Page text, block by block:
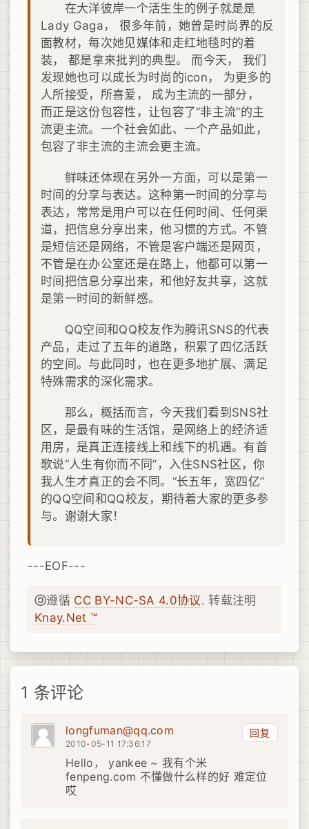
在大洋彼岸一个活生生的例子就是是
Lady Gaga， 很多年前，她曾是时尚界的反
面教材，每次她见媒体和走红地毯时的着
装， 都是拿来批判的典型。 而今天， 我们
发现她也可以成长为时尚的icon， 为更多的
人所接受，所喜爱， 成为主流的一部分，
而正是这份包容性，让包容了“非主流”的主
流更主流。一个社会如此、一个产品如此，
包容了非主流的主流会更主流。
鲜味还体现在另外一方面，可以是第一
时间的分享与表达。这种第一时间的分享与
表达，常常是用户可以在任何时间、任何渠
道，把信息分享出来，他习惯的方式。不管
是短信还是网络，不管是客户端还是网页，
不管是在办公室还是在路上，他都可以第一
时间把信息分享出来，和他好友共享，这就
是第一时间的新鲜感。
QQ空间和QQ校友作为腾讯SNS的代表
产品，走过了五年的道路，积累了四亿活跃
的空间。与此同时，也在更多地扩展、满足
特殊需求的深化需求。
那么，概括而言，今天我们看到SNS社
区，是最有味的生活馆，是网络上的经济适
用房，是真正连接线上和线下的机遇。有首
歌说“人生有你而不同”，入住SNS社区，你
我人生才真正的会不同。“长五年，宽四亿”
的QQ空间和QQ校友，期待着大家的更多参
与。谢谢大家！
---EOF---
遵循 CC BY-NC-SA 4.0协议. 转载注明
Knay.Net ™
1 条评论
回复
longfuman@qq.com
2010-05-11 17:36:17
Hello， yankee ~ 我有个米
fenpeng.com 不懂做什么样的好 难定位
哎